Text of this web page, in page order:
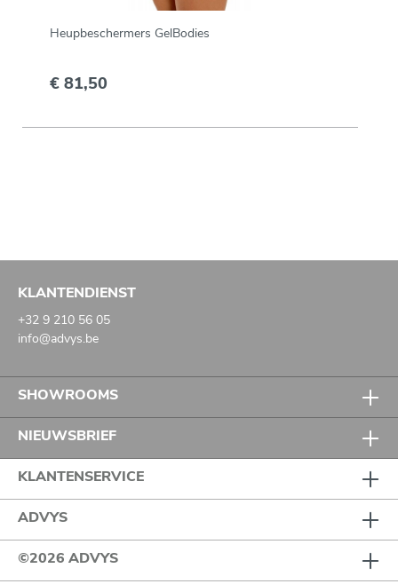
Heupbeschermers GelBodies
€ 81,50
KLANTENDIENST
+32 9 210 56 05
info@advys.be
SHOWROOMS
NIEUWSBRIEF
KLANTENSERVICE
ADVYS
©2026 ADVYS